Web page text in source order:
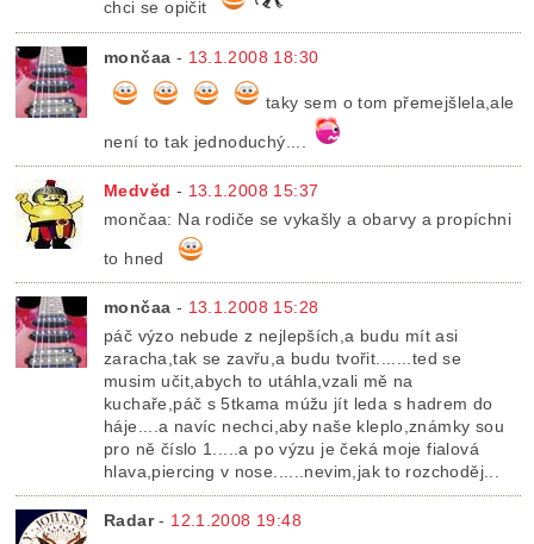
chci se opičit
mončaa - 13.1.2008 18:30
taky sem o tom přemejšlela,ale
není to tak jednoduchý....
Medvěd - 13.1.2008 15:37
mončaa: Na rodiče se vykašly a obarvy a propíchni
to hned
mončaa - 13.1.2008 15:28
páč výzo nebude z nejlepších,a budu mít asi
zaracha,tak se zavřu,a budu tvořit.......ted se
musim učit,abych to utáhla,vzali mě na
kuchaře,páč s 5tkama múžu jít leda s hadrem do
háje....a navíc nechci,aby naše kleplo,známky sou
pro ně číslo 1.....a po výzu je čeká moje fialová
hlava,piercing v nose......nevim,jak to rozchoděj...
Radar- 12.1.2008 19:48